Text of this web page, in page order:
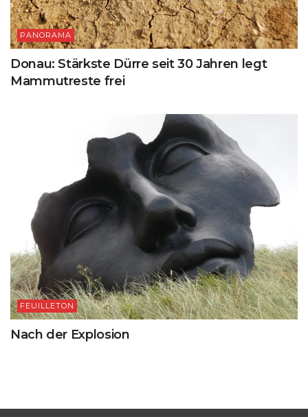
PANORAMA
Donau: Stärkste Dürre seit 30 Jahren legt
Mammutreste frei
FEUILLETON
Nach der Explosion